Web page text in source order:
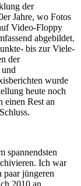
der
Jahre, wo Fotos
Video-Floppy
abgebildet.
bis zur Viele-
der
wurde
heute noch
einen Rest an
spannendsten
Ich war
paar jüngeren
2010 an